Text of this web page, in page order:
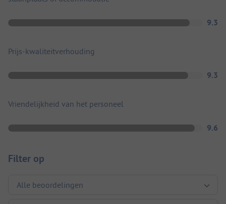
9.3
Prijs-kwaliteitverhouding
9.3
Vriendelijkheid van het personeel
9.6
Filter op